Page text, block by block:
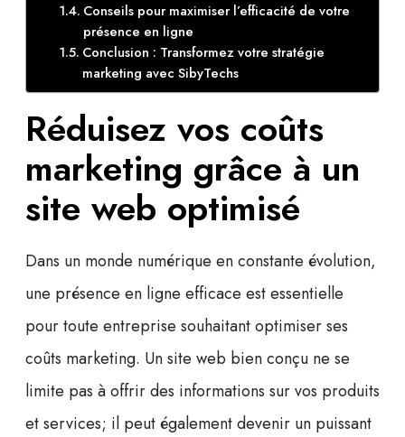
Conseils pour maximiser l’efficacité de votre
présence en ligne
Conclusion : Transformez votre stratégie
marketing avec SibyTechs
Réduisez vos coûts
marketing grâce à un
site web optimisé
Dans un monde numérique en constante évolution,
une présence en ligne efficace est essentielle
pour toute entreprise souhaitant optimiser ses
coûts marketing. Un site web bien conçu ne se
limite pas à offrir des informations sur vos produits
et services; il peut également devenir un puissant